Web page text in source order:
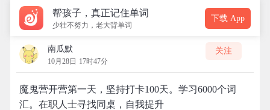
帮孩子，真正记住单词
少壮不努力，老大背单词
下载 App
南瓜默
10月28日 17时47分
关注
魔鬼营开营第一天，坚持打卡100天。学习6000个词
汇。在职人士寻找同桌，自我提升